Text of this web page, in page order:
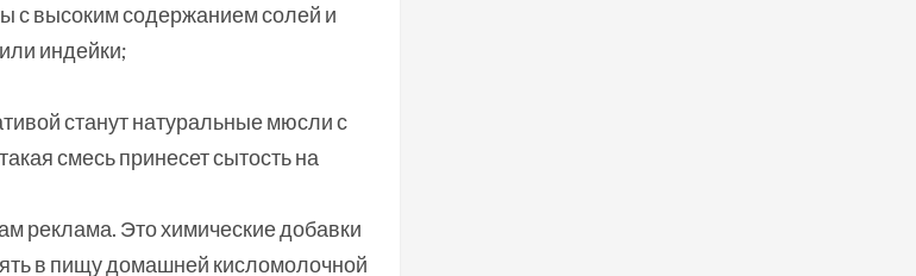
с высоким содержанием солей и
индейки;
станут натуральные мюсли с
смесь принесет сытость на
реклама. Это химические добавки
в пищу домашней кисломолочной